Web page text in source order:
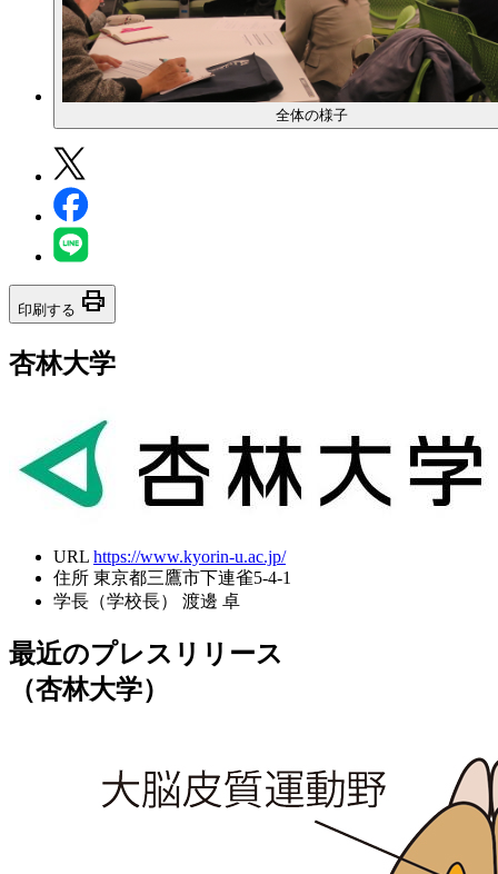
全体の様子
印刷する print
杏林大学
URL https://www.kyorin-u.ac.jp/
住所 東京都三鷹市下連雀5-4-1
学長（学校長）
渡邊 卓
最近のプレスリリース
（杏林大学）